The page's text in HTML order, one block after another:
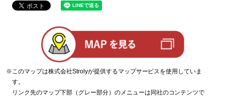
※このマップは株式会社Strolyが提供するマップサービスを使用していま
す。
リンク先のマップ下部（グレー部分）のメニューは同社のコンテンツで